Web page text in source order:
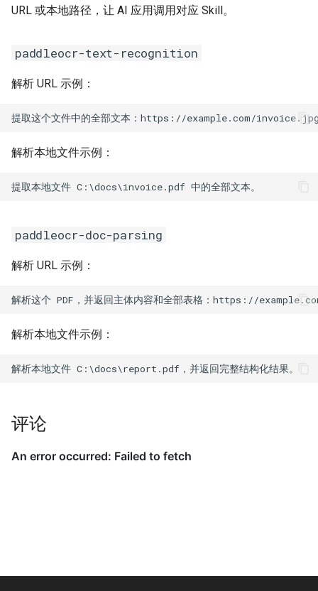
URL 或本地路径，让 AI 应用调用对应 Skill。
paddleocr-text-recognition
解析 URL 示例：
解析本地文件示例：
paddleocr-doc-parsing
解析 URL 示例：
解析本地文件示例：
评论